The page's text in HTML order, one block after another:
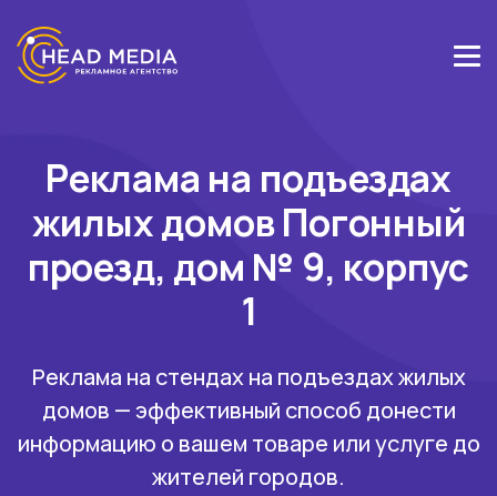
Реклама на подъездах
жилых домов Погонный
проезд, дом № 9, корпус
1
Реклама на стендах на подъездах жилых
домов — эффективный способ донести
информацию о вашем товаре или услуге до
жителей городов.